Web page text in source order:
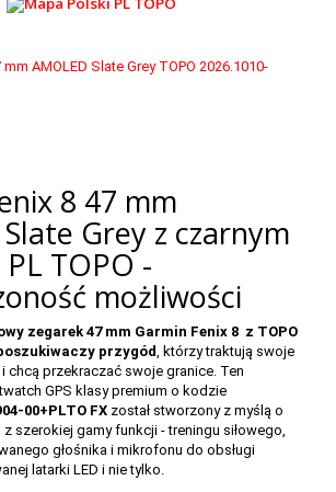
8 47 mm
Grey z czarnym
TOPO -
możliwości
zegarek 47 mm Garmin Fenix 8 z TOPO
przygód , którzy traktują swoje
chcą przekraczać swoje granice. Ten
GPS klasy premium o kodzie
00+PLTO FX został stworzony z myślą o
szerokiej gamy funkcji - treningu siłowego,
głośnika i mikrofonu do obsługi
latarki LED i nie tylko.